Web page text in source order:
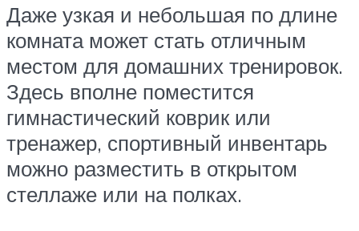
Даже узкая и небольшая по длине
комната может стать отличным
местом для домашних тренировок.
Здесь вполне поместится
гимнастический коврик или
тренажер, спортивный инвентарь
можно разместить в открытом
стеллаже или на полках.